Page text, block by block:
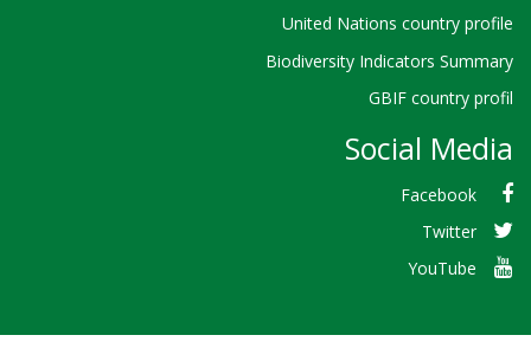
United Nations country profile
Biodiversity Indicators Summary
GBIF country profil
Social Media
Facebook
Twitter
YouTube